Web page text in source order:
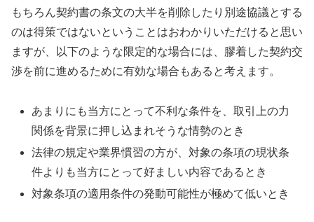
もちろん契約書の条文の大半を削除したり別途協議とする
のは得策ではないということはおわかりいただけると思い
ますが、以下のような限定的な場合には、膠着した契約交
渉を前に進めるために有効な場合もあると考えます。
あまりにも当方にとって不利な条件を、取引上の力
関係を背景に押し込まれそうな情勢のとき
法律の規定や業界慣習の方が、対象の条項の現状条
件よりも当方にとって好ましい内容であるとき
対象条項の適用条件の発動可能性が極めて低いとき